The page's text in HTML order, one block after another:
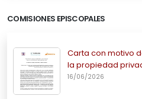
COMISIONES EPISCOPALES
Carta con motivo
la propiedad
16/06/2026